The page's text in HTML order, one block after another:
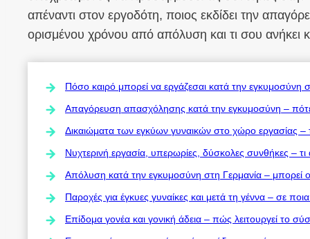
απέναντι στον εργοδότη, ποιος εκδίδει την
ορισμένου χρόνου από απόλυση και τι σου ανήκει
Πόσο καιρό μπορεί να εργάζεσαι κατά την εγκυμοσύνη
Απαγόρευση απασχόλησης κατά την εγκυμοσύνη – πότε
Δικαιώματα των εγκύων γυναικών στο χώρο εργασίας –
Νυχτερινή εργασία, υπερωρίες, δύσκολες συνθήκες – τι
Απόλυση κατά την εγκυμοσύνη στη Γερμανία – μπορεί
Παροχές για έγκυες γυναίκες και μετά τη γέννα – σε
Επίδομα γονέα και γονική άδεια – πώς λειτουργεί το